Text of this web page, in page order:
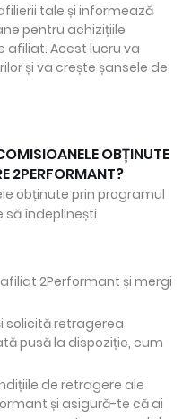
tale și informează
pentru achizițiile
afiliat. Acest lucru va
și va crește șansele de
OBȚINUTE
2PERFORMANT?
obținute prin programul
să îndeplinești
2Performant și mergi
solicită retragerea
pusă la dispoziție, cum
de retragere ale
și asigură-te că ai